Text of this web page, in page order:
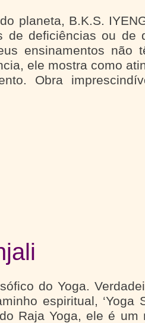
planeta, B.K.S.
deficiências ou de
ensinamentos não
ele mostra como
Obra
do Yoga.
espiritual, ‘Yoga
Raja Yoga, ele é um